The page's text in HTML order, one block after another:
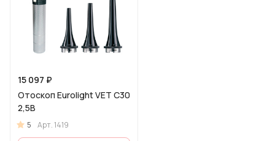
15 097 ₽
Отоскоп Eurolight VET C30
2,5В
5 Арт.1419